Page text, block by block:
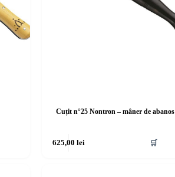
Cuțit n°25 Nontron – mâner de abanos
625,00 lei 🛒